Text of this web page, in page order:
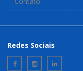
Redes Sociais